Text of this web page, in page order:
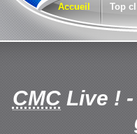
Accueil Top
CMCLive !-